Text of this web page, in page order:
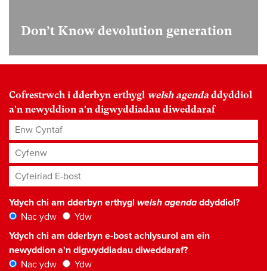
Don’t Know devolution generation
Cofrestrwch i dderbyn erthygl welsh agenda ddyddiol
a'n newyddion a'n digwyddiadau diweddaraf
Enw Cyntaf
Cyfenw
Cyfeiriad E-bost*
Ydych chi am dderbyn erthygl welsh agendaddyddiol?
Nac ydw
Ydw
Ydych chi am dderbyn e-bost achlysurol am ein
newyddion a'n digwyddiadau diweddaraf?
Nac ydw
Ydw